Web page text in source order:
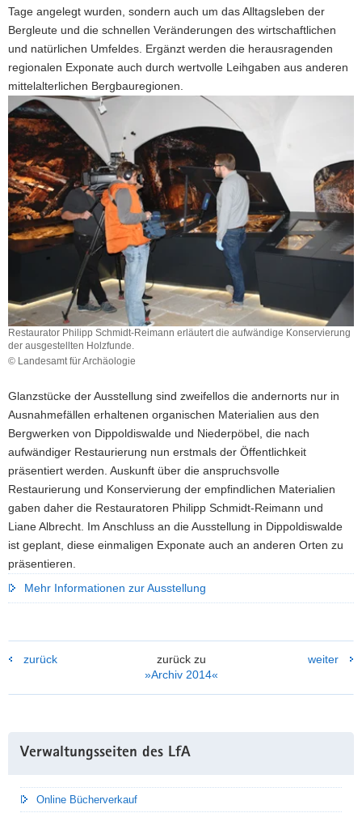
Hemker
präsentiert
eine
unter
Tage
gefundene
mittelalterliche
Einpickung,
die
eine
abstrakte
menschengestaltige
Figur
darstellt.
Tage angelegt wurden, sondern auch um das Alltagsleben der
Bergleute und die schnellen Veränderungen des wirtschaftlichen
und natürlichen Umfeldes. Ergänzt werden die herausragenden
regionalen Exponate auch durch wertvolle Leihgaben aus anderen
mittelalterlichen Bergbauregionen.
Restaurator Philipp Schmidt-Reimann erläutert die aufwändige Konservierung
der ausgestellten Holzfunde.
© Landesamt für Archäologie
Philipp
Reimann
erläutert
die
aufwändige
Konservierung
ausgestellten
Holzfunde.
Glanzstücke der Ausstellung sind zweifellos die andernorts nur in
Ausnahmefällen erhaltenen organischen Materialien aus den
Bergwerken von Dippoldiswalde und Niederpöbel, die nach
aufwändiger Restaurierung nun erstmals der Öffentlichkeit
präsentiert werden. Auskunft über die anspruchsvolle
Restaurierung und Konservierung der empfindlichen Materialien
gaben daher die Restauratoren Philipp Schmidt-Reimann und
Liane Albrecht. Im Anschluss an die Ausstellung in Dippoldiswalde
ist geplant, diese einmaligen Exponate auch an anderen Orten zu
präsentieren.
Mehr Informationen zur Ausstellung
zurück
zurück zu
»Archiv 2014«
weiter
Information
Verwaltungsseiten des LfA
Online Bücherverkauf